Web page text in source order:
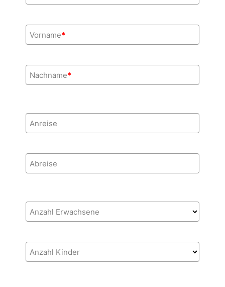
Vorname*
Nachname*
Anreise
Abreise
Anzahl Erwachsene
Anzahl Kinder